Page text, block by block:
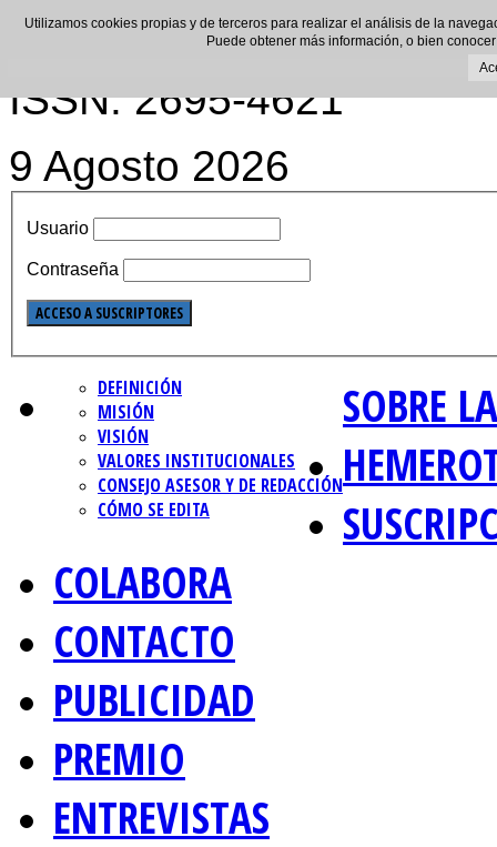
ISSN: 2695-4621
9 Agosto 2026
Usuario
Contraseña
SOBRE
DEFINICIÓN
MISIÓN
VISIÓN
VALORES INSTITUCIONALES
CONSEJO ASESOR Y DE REDACCIÓN
CÓMO SE EDITA
COLABORA
CONTACTO
PUBLICIDAD
PREMIO
ENTREVISTAS
Utilizamos cookies propias y de terceros para realizar el análisis de la
Puede obtener más información, o bien